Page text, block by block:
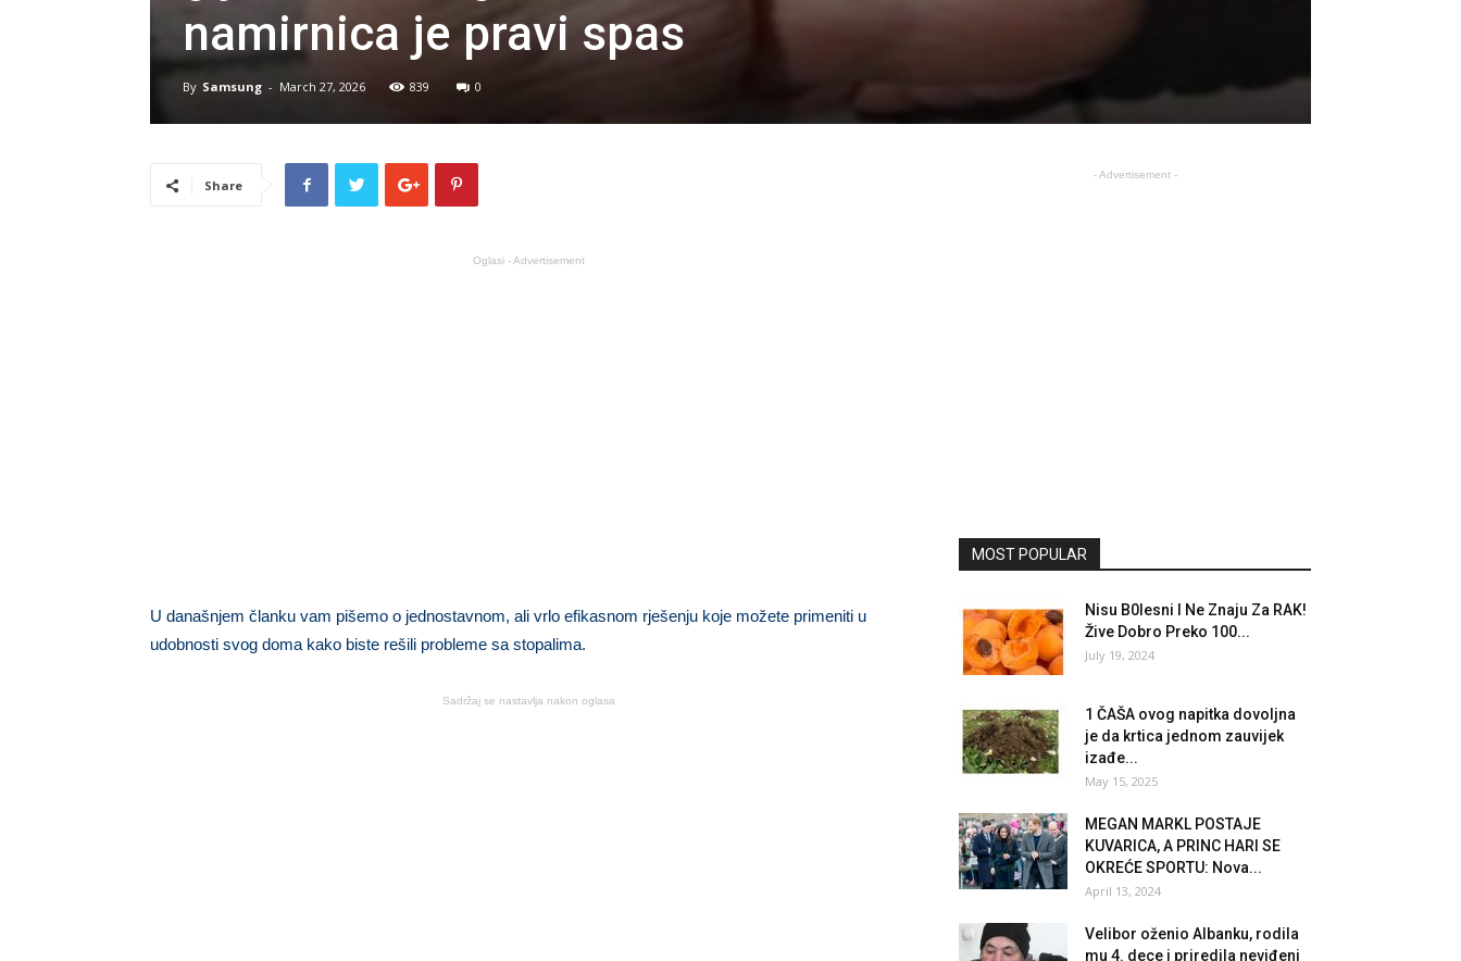
namirnica je pravi spas
By Samsung - March 27, 2026 839 0
Share
Oglasi - Advertisement
U današnjem članku vam pišemo o jednostavnom, ali vrlo efikasnom rješenju koje možete primeniti u
udobnosti svog doma kako biste rešili probleme sa stopalima.
Sadržaj se nastavlja nakon oglasa
- Advertisement -
MOST POPULAR
Nisu B0lesni I Ne Znaju Za RAK!
Žive Dobro Preko 100...
July 19, 2024
1 ČAŠA ovog napitka dovoljna
je da krtica jednom zauvijek
izađe...
May 15, 2025
MEGAN MARKL POSTAJE
KUVARICA, A PRINC HARI SE
OKREĆE SPORTU: Nova...
April 13, 2024
Velibor oženio Albanku, rodila
mu 4. dece i priredila neviđeni